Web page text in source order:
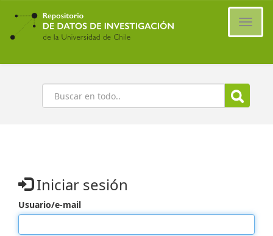
Ir
contenido
principal
Buscar
Iniciar sesión
Usuario/e-mail